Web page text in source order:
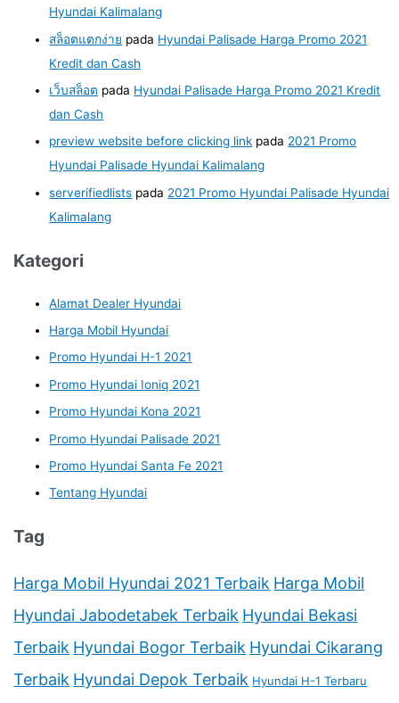
Hyundai Kalimalang
สล็อตแตกง่าย pada Hyundai Palisade Harga Promo 2021
Kredit dan Cash
เว็บสล็อต pada Hyundai Palisade Harga Promo 2021 Kredit
dan Cash
preview website before clicking link pada 2021 Promo
Hyundai Palisade Hyundai Kalimalang
serverifiedlists pada 2021 Promo Hyundai Palisade Hyundai
Kalimalang
Kategori
Alamat Dealer Hyundai
Harga Mobil Hyundai
Promo Hyundai H-1 2021
Promo Hyundai Ioniq 2021
Promo Hyundai Kona 2021
Promo Hyundai Palisade 2021
Promo Hyundai Santa Fe 2021
Tentang Hyundai
Tag
Harga Mobil Hyundai 2021 Terbaik Harga Mobil
Hyundai Jabodetabek Terbaik Hyundai Bekasi
Terbaik Hyundai Bogor Terbaik Hyundai Cikarang
Terbaik Hyundai Depok Terbaik Hyundai H-1 Terbaru